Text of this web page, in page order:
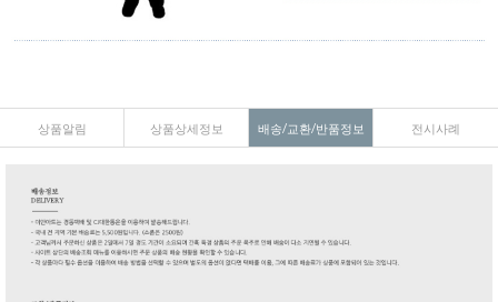
상품알림 상품상세정보 배송/교환/반품정보 전시사례